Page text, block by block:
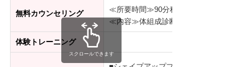
無料カウンセリング
≪所要時間≫90分程度
≪内容≫体組成診断、シミュレー
体験トレーニング
スクロールできます